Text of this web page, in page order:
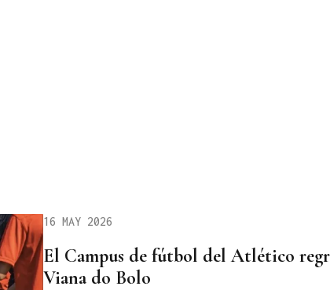
16 MAY 2026
El Campus de fútbol del Atlético
Viana do Bolo